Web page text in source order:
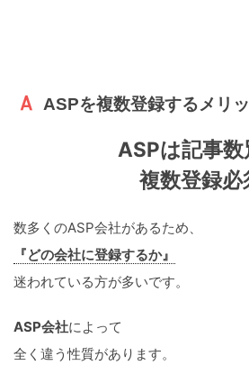
ASPを複数登録するメリ
ASPは記事数
複数登録必
数多くのASP会社があるため、
『どの会社に登録するか』
迷われている方が多いです。
ASP会社によって
全く違う性質があります。